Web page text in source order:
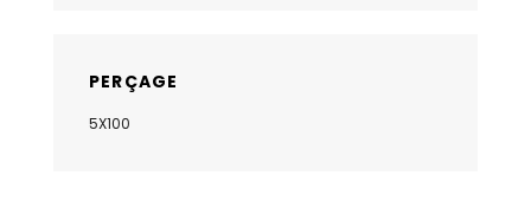
PERÇAGE
5X100